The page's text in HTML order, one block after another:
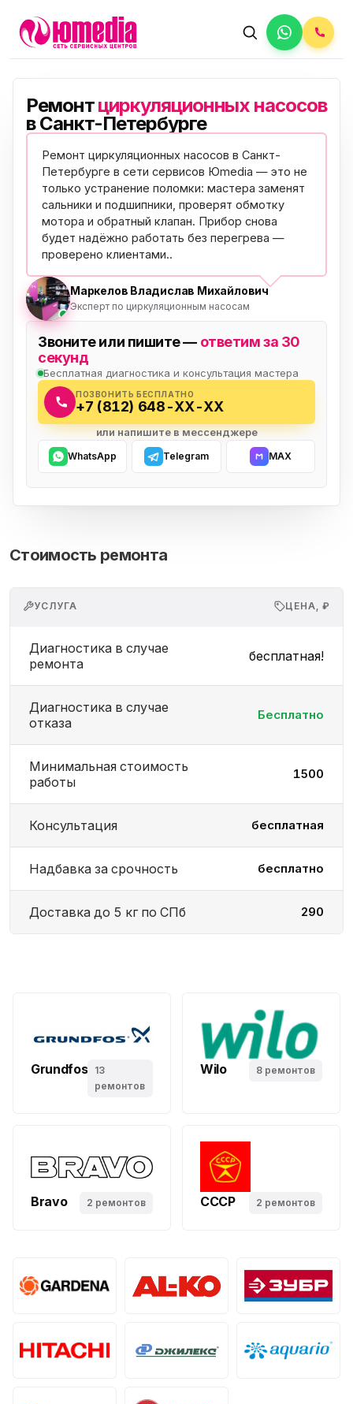
Ремонтциркуляционных насосов
в Санкт-Петербурге
Ремонт циркуляционных насосов в Санкт-
Петербурге в сети сервисов Юmedia — это не
только устранение поломки: мастера заменят
сальники и подшипники, проверят обмотку
мотора и обратный клапан. Прибор снова
будет надёжно работать без перегрева —
проверено клиентами..
Маркелов Владислав Михайлович
Эксперт по циркуляционным насосам
Звоните или пишите — ответим за 30
секунд
Бесплатная диагностика и консультация мастера
ПОЗВОНИТЬ БЕСПЛАТНО
+7 (812) 648-XX-XX
или напишите в мессенджере
WhatsApp Telegram MAX
Стоимость ремонта
УСЛУГА ЦЕНА, ₽
Диагностика в случае
ремонта
бесплатная!
Диагностика в случае
отказа
Бесплатно
Минимальная стоимость
работы
1500
Консультация бесплатная
Надбавка за срочность бесплатно
Доставка до 5 кг по СПб 290
Grundfos
13
ремонтов
Wilo 8 ремонтов
Bravo 2 ремонтов СССР 2 ремонтов